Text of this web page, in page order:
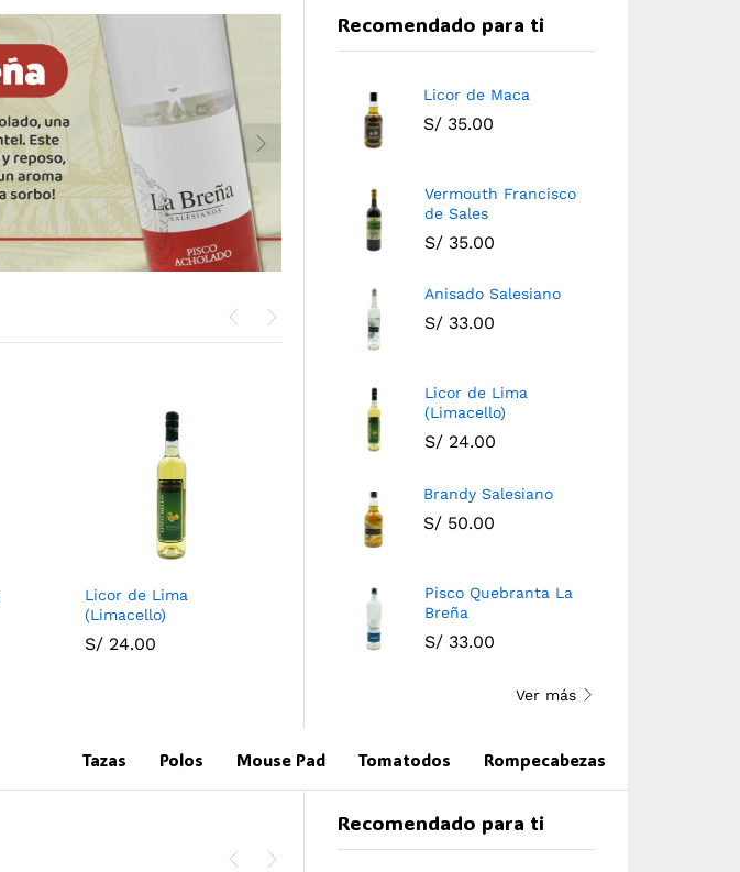
Licor de Lima
(Limacello)
S/ 24.00
Brandy Salesiano
50.00
Pisco Quebranta La
Recomendado para ti
Licor de Maca
S/35.00
Vermouth Francisco
de Sales
S/ 35.00
Anisado Salesiano
S/33.00
Licor de Lima
(Limacello)
S/ 24.00
Brandy Salesiano
S/ 50.00
Pisco Quebranta La
Breña
S/ 33.00
Ver más
Tazas Polos Mouse Pad Tomatodos Rompecabezas
Recomendado para ti